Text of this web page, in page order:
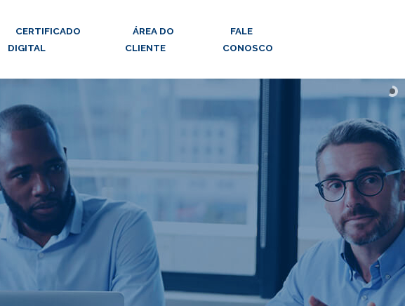
CERTIFICADO
DIGITAL
ÁREA DO
CLIENTE
FALE
CONOSCO